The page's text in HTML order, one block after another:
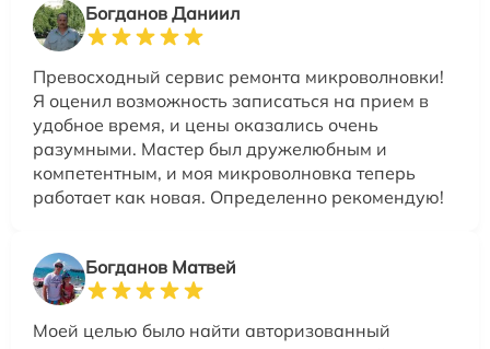
Богданов Даниил
Превосходный сервис ремонта микроволновки!
Я оценил возможность записаться на прием в
удобное время, и цены оказались очень
разумными. Мастер был дружелюбным и
компетентным, и моя микроволновка теперь
работает как новая. Определенно рекомендую!
Богданов Матвей
Моей целью было найти авторизованный